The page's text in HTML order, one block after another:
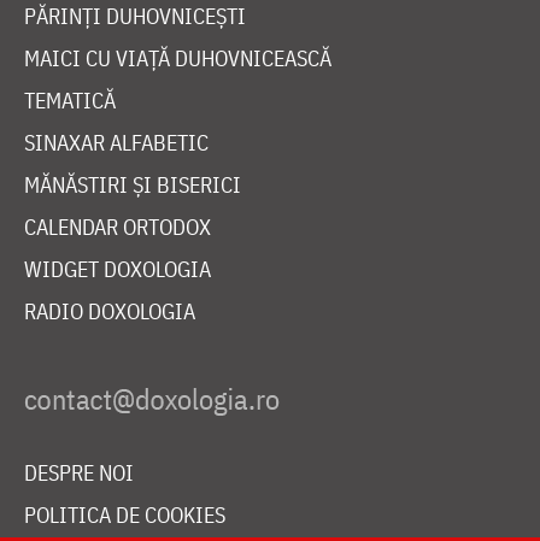
PĂRINȚI DUHOVNICEȘTI
MAICI CU VIAȚĂ DUHOVNICEASCĂ
TEMATICĂ
SINAXAR ALFABETIC
MĂNĂSTIRI ȘI BISERICI
CALENDAR ORTODOX
WIDGET DOXOLOGIA
RADIO DOXOLOGIA
DESPRE NOI
POLITICA DE COOKIES